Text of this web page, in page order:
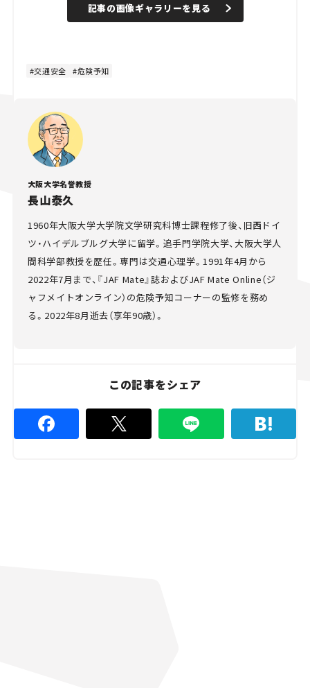
記事の画像ギャラリーを見る
交通安全 危険予知
大阪大学名誉教授
長山泰久
1960年大阪大学大学院文学研究科博士課程修了後、旧西ドイ
ツ・ハイデルブルグ大学に留学。追手門学院大学、大阪大学人
間科学部教授を歴任。専門は交通心理学。1991年4月から
2022年7月まで、『JAF Mate』誌およびJAF Mate Online（ジ
ャフメイトオンライン）の危険予知コーナーの監修を務め
る。2022年8月逝去（享年90歳）。
この記事をシェア